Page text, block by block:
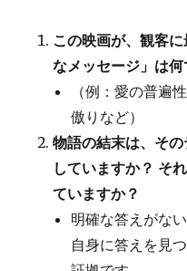
この映画が、観客
なメッセージ」は何
（例：愛の普遍
傲りなど）
物語の結末は、そ
していますか？ そ
ていますか？
明確な答えがな
自身に答えを見